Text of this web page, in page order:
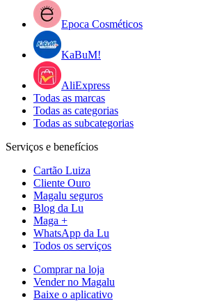
Epoca Cosméticos
KaBuM!
AliExpress
Todas as marcas
Todas as categorias
Todas as subcategorias
Serviços e benefícios
Cartão Luiza
Cliente Ouro
Magalu seguros
Blog da Lu
Maga +
WhatsApp da Lu
Todos os serviços
Comprar na loja
Vender no Magalu
Baixe o aplicativo